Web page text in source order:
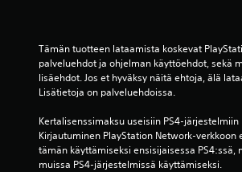
Tämän tuotteen lataamista koskevat
palveluehdot ja ohjelman käyttöehdot, sekä
lisäehdot. Jos et hyväksy näitä ehtoja, älä
Lisätietoja on palveluehdoissa.
Kertalisenssimaksu useisiin PS4-
Kirjautuminen PlayStation Network-verkkoon
tämän käyttämiseksi ensisijaisessa PS4:ssä,
muissa PS4-järjestelmissä käyttämiseksi.